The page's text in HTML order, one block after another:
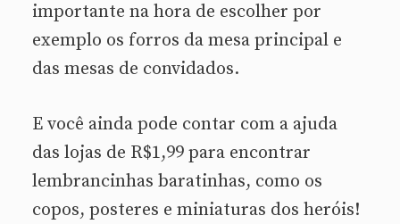
importante na hora de escolher por
exemplo os forros da mesa principal e
das mesas de convidados.
E você ainda pode contar com a ajuda
das lojas de R$1,99 para encontrar
lembrancinhas baratinhas, como os
copos, posteres e miniaturas dos heróis!